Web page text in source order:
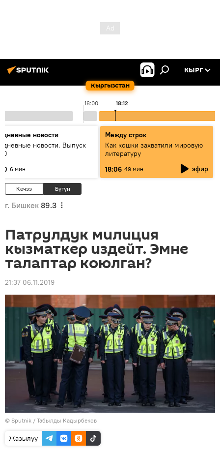
Кыргызстан
КЫРГ
18:00 18:12
новости
новости. Выпуск
6 мин
Между строк
Как кошки захватили мировую
литературу
18:06 49 мин эфир
Кечээ Бүгүн
г. Бишкек 89.3
Патрулдук милиция
кызматкер издейт. Эмне
талаптар коюлган?
21:37 06.11.2019
© Sputnik / Табылды Кадырбеков
Жазылуу